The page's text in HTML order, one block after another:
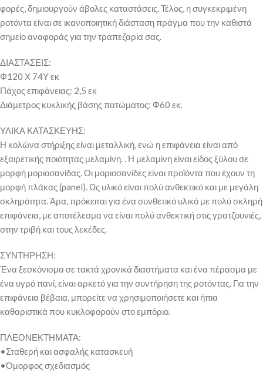
φορές, δημιουργούν άβολες καταστάσεις. Τέλος, η συγκεκριμένη
ροτόντα είναι σε ικανοποιητική διάσταση πράγμα που την καθιστά
σημείο αναφοράς για την τραπεζαρία σας.
ΔΙΑΣΤΑΣΕΙΣ:
Φ120 Χ 74Υ εκ
Πάχος επιφάνειας: 2,5 εκ
Διάμετρος κυκλικής βάσης πατώματος: Φ60 εκ.
ΥΛΙΚΑ ΚΑΤΑΣΚΕΥΗΣ:
Η κολώνα στήριξης είναι μεταλλική, ενώ η επιφάνεια είναι από
εξαιρετικής ποιότητας μελαμίνη. . Η μελαμίνη είναι είδος ξύλου σε
μορφή μοριοσανίδας. Οι μοριοσανίδες είναι προϊόντα που έχουν τη
μορφή πλάκας (panel). Ως υλικό είναι πολύ ανθεκτικό και με μεγάλη
σκληρότητα. Άρα, πρόκειται για ένα συνθετικό υλικό με πολύ σκληρή
επιφάνεια, με αποτέλεσμα να είναι πολύ ανθεκτική στις γρατζουνιές,
στην τριβή και τους λεκέδες.
ΣΥΝΤΗΡΗΣΗ:
Ένα ξεσκόνισμα σε τακτά χρονικά διαστήματα και ένα πέρασμα με
ένα υγρό πανί, είναι αρκετό για την συντήρηση της ροτόντας. Για την
επιφάνεια βέβαια, μπορείτε να χρησιμοποιήσετε και ήπια
καθαριστικά που κυκλοφορούν στο εμπόριο.
ΠΛΕΟΝΕΚΤΗΜΑΤΑ:
•Σταθερή και ασφαλής κατασκευή
•Όμορφος σχεδιασμός